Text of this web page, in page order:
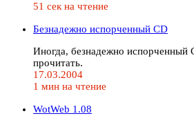
51 сек на чтение
Безнадежно испорченный CD
Иногда, безнадежно испорченный
прочитать.
17.03.2004
1 мин на чтение
WotWeb 1.08